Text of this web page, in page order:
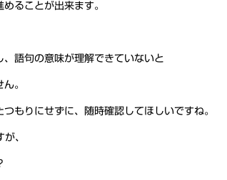
ることが出来ます。
語句の意味が理解できていないと
。
もりにせずに、随時確認してほしいですね。
、